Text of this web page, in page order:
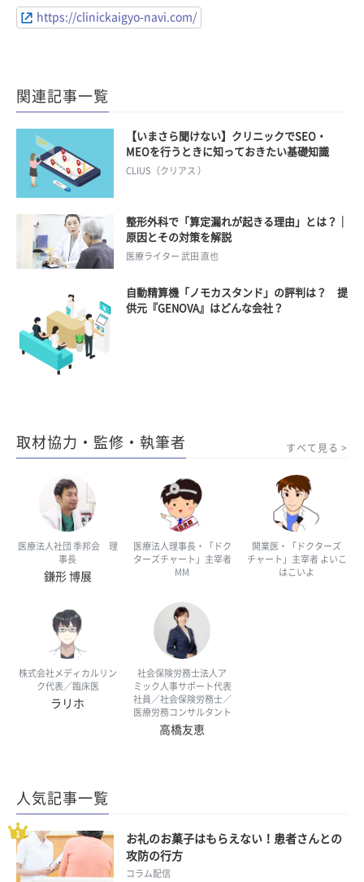
https://clinickaigyo-navi.com/
関連記事一覧
【いまさら聞けない】クリニックでSEO・
MEOを行うときに知っておきたい基礎知識
CLIUS（クリアス ）
整形外科で「算定漏れが起きる理由」とは？｜
原因とその対策を解説
医療ライター 武田 直也
自動精算機「ノモカスタンド」の評判は？ 提
供元『GENOVA』はどんな会社？
取材協力・監修・執筆者 すべて見る
医療法人社団 季邦会 理
事長
鎌形 博展
医療法人理事長・「ドク
ターズチャート」主宰者
MM
開業医・「ドクターズ
チャート」主宰者 よいこ
はこいよ
株式会社メディカルリン
ク代表／臨床医
ラリホ
社会保険労務士法人ア
ミック人事サポート代表
社員／社会保険労務士／
医療労務コンサルタント
高橋友恵
人気記事一覧
お礼のお菓子はもらえない！患者さんとの
攻防の行方
コラム配信